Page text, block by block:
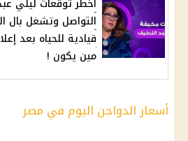
أخطر توقعات ليلي
التواصل وتشغل بال
قيادية للحياه بعد
مين يكون !
أسعار الدواجن اليوم في مصر